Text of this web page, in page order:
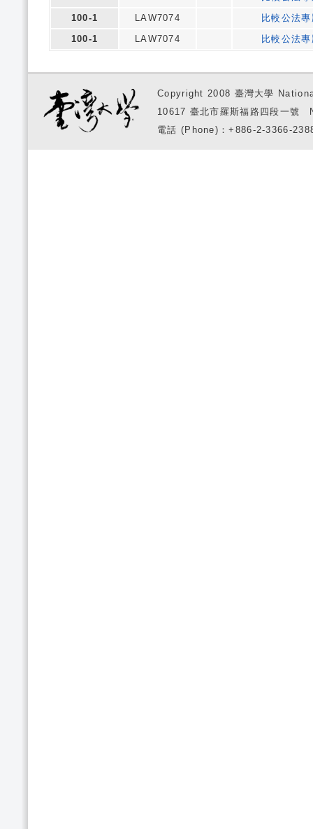
100-1
LAW7074
比較公法
100-1
LAW7074 比較公法
Copyright 2008 臺灣大學
10617 臺北市羅斯福路四段一
電話 (Phone)：+886-2-3366-